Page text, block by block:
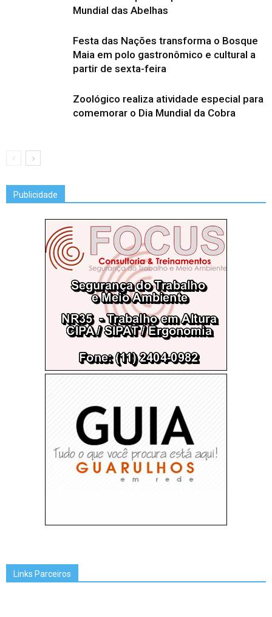
Mundial das Abelhas
Festa das Nações transforma o Bosque
Maia em polo gastronômico e cultural a
partir de sexta-feira
Zoológico realiza atividade especial para
comemorar o Dia Mundial da Cobra
Publicidade
Links Parceiros